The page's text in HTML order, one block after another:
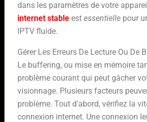
dans les paramètres de votre
internet stable est essentiellepour
IPTV fluide.
Gérer Les Erreurs De Lecture Ou De
Le buffering, ou mise en mémoire
problème courant qui peut gâcher
visionnage. Plusieurs facteurs
problème. Tout d’abord, vérifiez la
connexion internet. Une connexion